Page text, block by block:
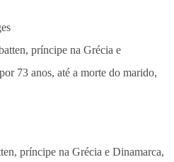
príncipe na Grécia e Dinamarca,